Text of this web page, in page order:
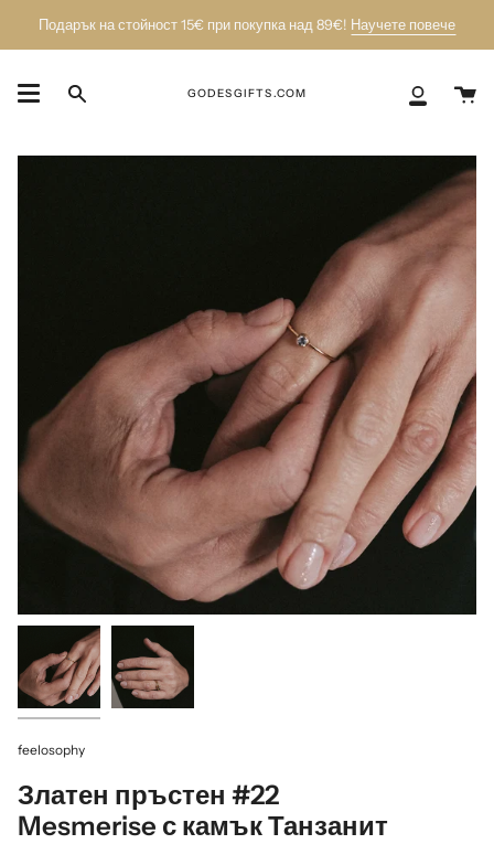
Подарък на стойност 15€ при покупка над 89€! Научете повече
Търси GODESGIFTS.COM
Моят
feelosophy
Златен пръстен #22
Mesmerise с камък Танзанит